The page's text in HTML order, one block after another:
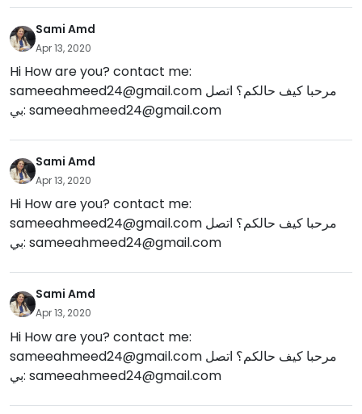
Sami Amd
Apr 13, 2020
Hi How are you? contact me:
sameeahmeed24@gmail.com
بي: sameeahmeed24@gmail.com
Sami Amd
Apr 13, 2020
Hi How are you? contact me:
sameeahmeed24@gmail.com
بي: sameeahmeed24@gmail.com
Sami Amd
Apr 13, 2020
Hi How are you? contact me:
sameeahmeed24@gmail.com
بي: sameeahmeed24@gmail.com